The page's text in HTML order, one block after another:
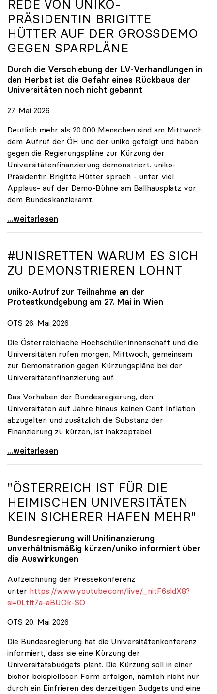
REDE VON UNIKO-
PRÄSIDENTIN BRIGITTE
HÜTTER AUF DER GROSSDEMO G
EGEN SPARPLÄNE
Durch die Verschiebung der LV-Verhandlungen in
den Herbst ist die Gefahr eines Rückbaus der
Universitäten noch nicht gebannt
27. Mai 2026
Deutlich mehr als 20.000 Menschen sind am Mittwoch
dem Aufruf der ÖH und der uniko gefolgt und haben
gegen die Regierungspläne zur Kürzung der
Universitätenfinanzierung demonstriert. uniko-
Präsidentin Brigitte Hütter sprach - unter viel
Applaus- auf der Demo-Bühne am Ballhausplatz vor
dem Bundeskanzleramt.
\"Wir nehmen es nicht hin\": Rede von
...weiterlesen
#UNISRETTEN WARUM ES SICH
ZU DEMONSTRIEREN LOHNT
uniko-Aufruf zur Teilnahme an der
Protestkundgebung am 27. Mai in Wien
OTS 26. Mai 2026
Die Österreichische Hochschüler:innenschaft und die
Universitäten rufen morgen, Mittwoch, gemeinsam
zur Demonstration gegen Kürzungspläne bei der
Universitätenfinanzierung auf.
Das Vorhaben der Bundesregierung, den
Universitäten auf Jahre hinaus keinen Cent Inflation
abzugelten und zusätzlich die Substanz der
Finanzierung zu kürzen, ist inakzeptabel.
#UnisRetten Warum es sich zu demonstrieren lohnt
...weiterlesen
"ÖSTERREICH IST FÜR DIE
HEIMISCHEN UNIVERSITÄTEN
KEIN SICHERER HAFEN MEHR"
Bundesregierung will Unifinanzierung
unverhältnismäßig kürzen/uniko informiert über
die Auswirkungen
Aufzeichnung der Pressekonferenz
unter https://www.youtube.com/live/_nitF6sldX8?
si=0Ltlt7a-aBUOk-SO
OTS 20. Mai 2026
Die Bundesregierung hat die Universitätenkonferenz
informiert, dass sie eine Kürzung der
Universitätsbudgets plant. Die Kürzung soll in einer
bisher beispiellosen Form erfolgen, nämlich nicht nur
durch ein Einfrieren des derzeitigen Budgets und eine